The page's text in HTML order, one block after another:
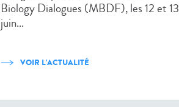
Biology Dialogues (MBDF), les 12 et 13
juin...
VOIR L'ACTUALITÉ